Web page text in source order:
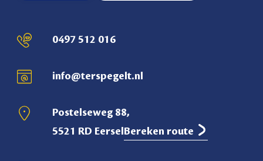
0497 512 016
info@terspegelt.nl
Postelseweg 88,
5521 RD Eersel Bereken route